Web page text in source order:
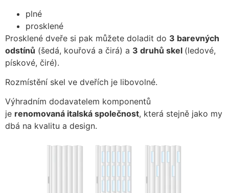
plné
prosklené
Prosklené dveře si pak můžete doladit do 3 barevných
odstínů (šedá, kouřová a čirá) a 3 druhů skel (ledové,
pískové, čiré).
Rozmístění skel ve dveřích je libovolné.
Výhradním dodavatelem komponentů
je renomovaná italská společnost, která stejně jako my
dbá na kvalitu a design.